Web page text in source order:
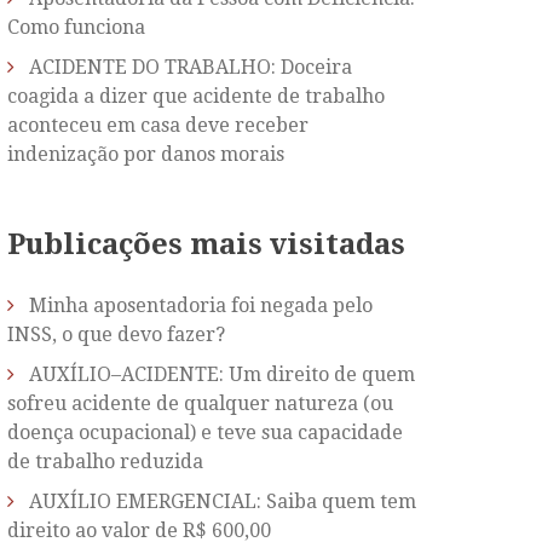
Como funciona
ACIDENTE DO TRABALHO: Doceira
coagida a dizer que acidente de trabalho
aconteceu em casa deve receber
indenização por danos morais
Publicações mais visitadas
Minha aposentadoria foi negada pelo
INSS, o que devo fazer?
AUXÍLIO–ACIDENTE: Um direito de quem
sofreu acidente de qualquer natureza (ou
doença ocupacional) e teve sua capacidade
de trabalho reduzida
AUXÍLIO EMERGENCIAL: Saiba quem tem
direito ao valor de R$ 600,00